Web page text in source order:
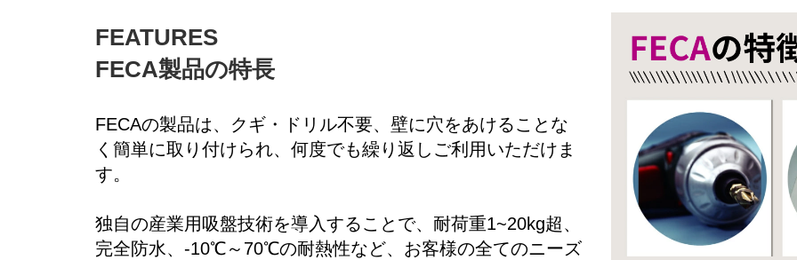
FEATURES
FECA製品の特長
FECAの製品は、クギ・ドリル不要、壁に穴をあけることな
く簡単に取り付けられ、何度でも繰り返しご利用いただけま
す。
独自の産業用吸盤技術を導入することで、耐荷重1~20kg超、
完全防水、-10℃～70℃の耐熱性など、お客様の全てのニーズ